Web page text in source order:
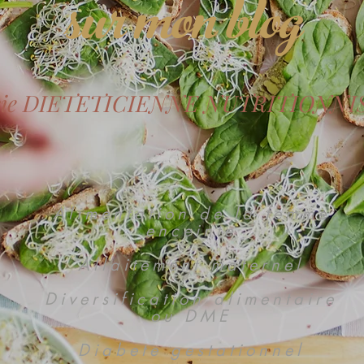
sur mon blog
DIETETICIENNE
Alimentation de la femme
enceinte
Allaitement maternel
Diversification alimentaire
ou DME
Diabete gestationnel